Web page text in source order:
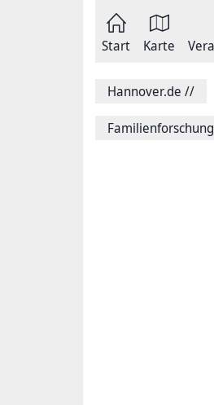
Start Karte
Hannover.de //
Familienforschung